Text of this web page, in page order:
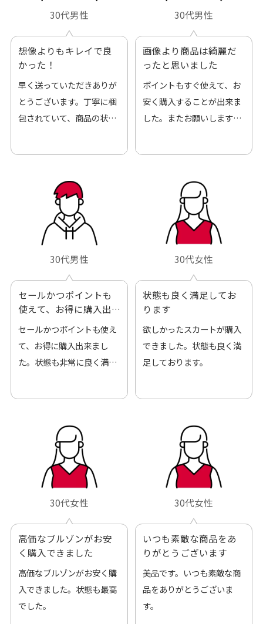
30代男性
想像よりもキレイで良
かった！
早く送っていただきありが
とうございます。丁寧に梱
包されていて、商品の状態
30代男性
画像より商品は綺麗だ
ったと思いました
ポイントもすぐ使えて、お
安く購入することが出来ま
した。またお願いします、
30代男性
セールかつポイントも
使えて、お得に購入出
来ました
セールかつポイントも使え
て、お得に購入出来まし
た。状態も非常に良く満足
30代女性
状態も良く満足してお
ります
欲しかったスカートが購入
できました。状態も良く満
足しております。
30代女性
高価なブルゾンがお安
く購入できました
高価なブルゾンがお安く購
入できました。状態も最高
でした。
30代女性
いつも素敵な商品をあ
りがとうございます
美品です。いつも素敵な商
品をありがとうございま
す。